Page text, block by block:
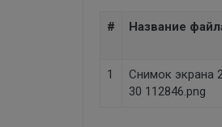
# Название
1
Снимок экрана
30 112846.png